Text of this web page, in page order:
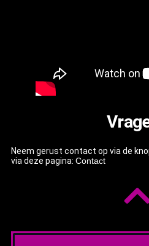
Neem gerust contact op via de
via deze pagina: Contact